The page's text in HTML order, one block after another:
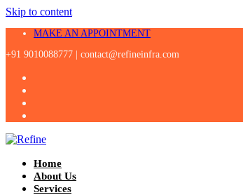
Skip to content
MAKE AN APPOINTMENT
+91 9010088777 | contact@refineinfra.com
Home
About Us
Services